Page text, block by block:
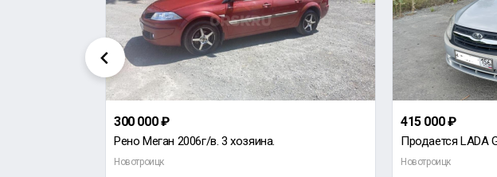
300 000 ₽
Рено Меган 2006г/в. 3 хозяина.
Новотроицк
415 000 ₽
Новотроицк